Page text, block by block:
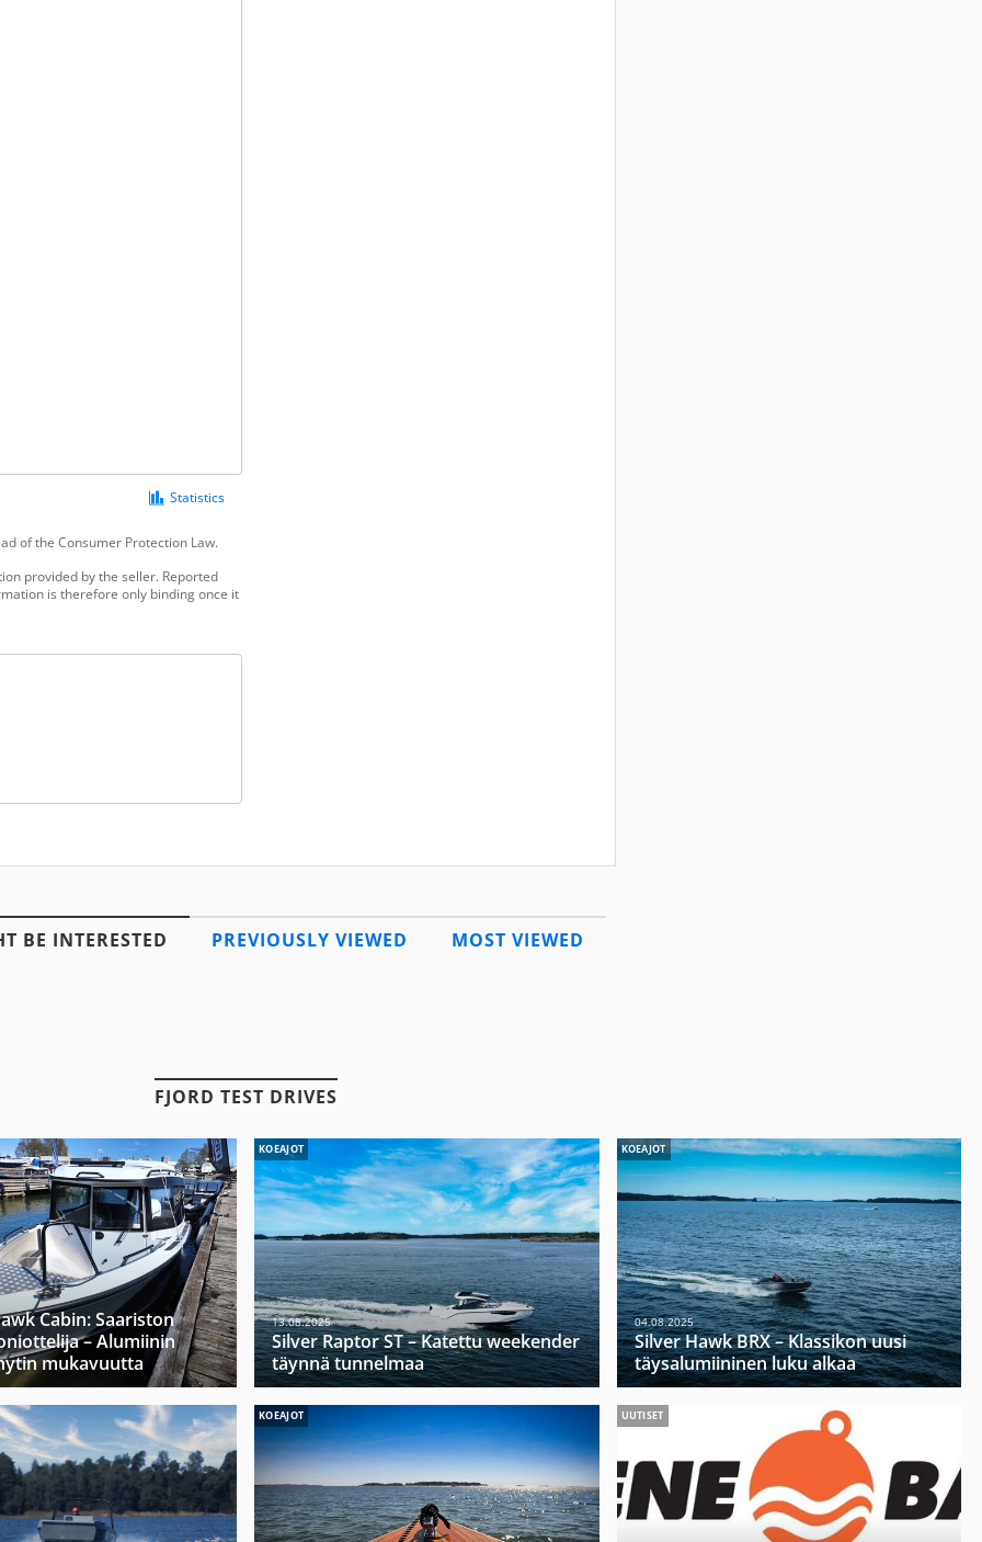
Statistics
of the Consumer Protection Law.
provided by the seller. Reported
is therefore only binding once it
BE INTERESTED PREVIOUSLY VIEWED MOST VIEWED
FJORD TEST DRIVES
Cabin: Saariston
– Alumiinin
mukavuutta
KOEAJOT
13.08.2025
Silver Raptor ST – Katettu weekender
täynnä tunnelmaa
KOEAJOT
04.08.2025
Silver Hawk BRX – Klassikon uusi
täysalumiininen luku alkaa
KOEAJOT UUTISET